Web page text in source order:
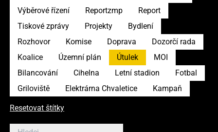
Výběrové řízení
Reportzmp
Report
Tiskové zprávy
Projekty
Bydlení
Rozhovor
Komise Doprava
Dozorčí rada
Koalice
Územní plán Útulek
MOI
Bilancování
Cihelna Letní stadion
Fotbal
Griloviště
Elektrárna Chvaletice Kampaň
Resetovat štítky